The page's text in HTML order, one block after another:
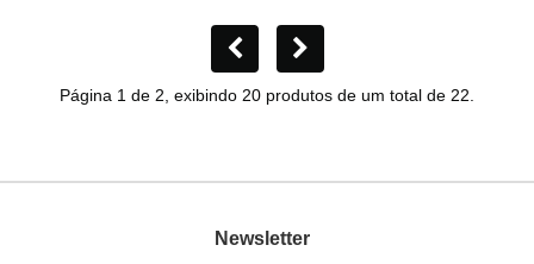
Página 1 de 2, exibindo 20 produtos de um total de 22.
Newsletter